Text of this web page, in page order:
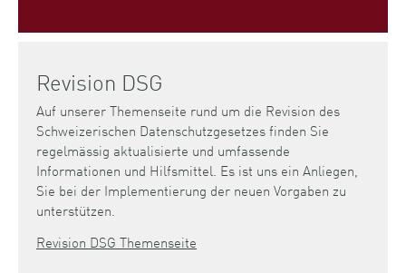
Revision DSG
Auf unserer Themenseite rund um die Revision des
Schweizerischen Datenschutzgesetzes finden Sie
regelmässig aktualisierte und umfassende
Informationen und Hilfsmittel. Es ist uns ein Anliegen,
Sie bei der Implementierung der neuen Vorgaben zu
unterstützen.
Revision DSG Themenseite